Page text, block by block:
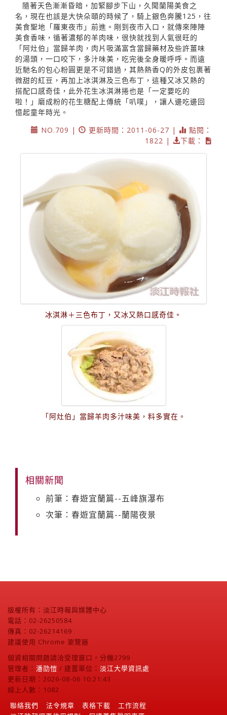
隨著天色漸漸昏暗，加緊腳步下山，久聞蘭陽美食之
名，現在也該是大快朵頤的時候了，騎上銀色奔騰125，往
美食聖地「羅東夜市」前進。剛到夜市入口，就傳來陣陣
美食香味，循著濃郁的羊肉味，很快就找到人氣很旺的
「阿灶伯」當歸羊肉，肉片吸滿富含當歸藥材及些許薑味
的湯頭，一口咬下，多汁味美，吃完後全身暖呼呼。而遠
近馳名的包心粉圓更是不可錯過，其熱熱香Q的外皮包裹著
微甜的紅豆，再加上冰淇淋及三色布丁，這種又冰又熱的
搭配口感奇佳，此外花生冰淇淋捲也是「一定要吃的
啦！」磨成粉的花生糖配上傳統「叭噗」，讓人邊吃邊回
憶起童年時光。
NO.709 |
更新時間：2011-06-27 |
點閱：
1822 |
下載：
冰淇淋＋三色布丁，又冰又熱口感奇佳。
「阿灶伯」當歸羊肉多汁味美，料多實在。
相關新聞
前筆：春遊宜蘭篇--五峰旗瀑布
次筆：春遊宜蘭篇--蘭陽夜景
版權所有：淡江時報與媒體中心
電話：02-26250584
傳真：02-26214169
建議使用 Chrome 瀏覽器
個資相關問題請洽受理窗口，分機2799
管理者： 潘劭愷 / 建置單位： 淡江大學資訊處
更新日期：2026-08-06 10:21:43
線上人數：1082
聯絡我們
法令規章 表格下載
工作流程